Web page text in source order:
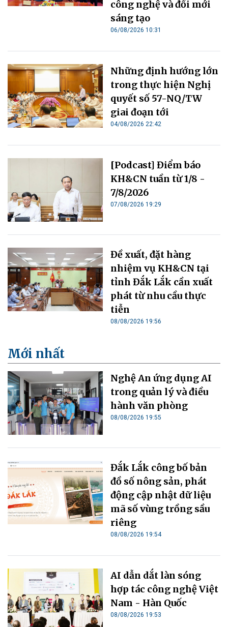
công nghệ và đổi mới
sáng tạo
06/08/2026 10:31
Những định hướng lớn
trong thực hiện Nghị
quyết số 57-NQ/TW
giai đoạn tới
04/08/2026 22:42
[Podcast] Điểm báo
KH&CN tuần từ 1/8 -
7/8/2026
07/08/2026 19:29
Đề xuất, đặt hàng
nhiệm vụ KH&CN tại
tỉnh Đắk Lắk cần xuất
phát từ nhu cầu thực
tiễn
08/08/2026 19:56
Mới nhất
Nghệ An ứng dụng AI
trong quản lý và điều
hành văn phòng
08/08/2026 19:55
Đắk Lắk công bố bản
đồ số nông sản, phát
động cập nhật dữ liệu
mã số vùng trồng sầu
riêng
08/08/2026 19:54
AI dẫn dắt làn sóng
hợp tác công nghệ Việt
Nam - Hàn Quốc
08/08/2026 19:53